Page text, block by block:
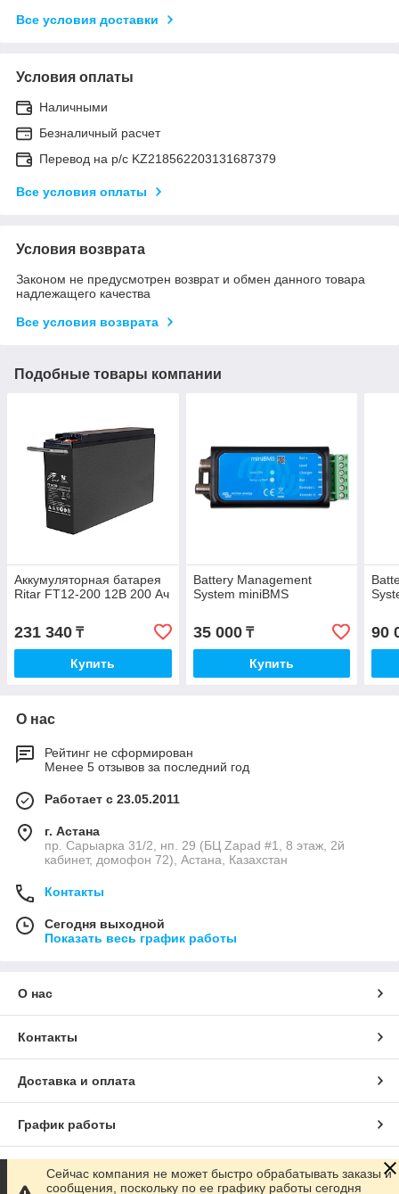
Все условия доставки
Условия оплаты
Наличными
Безналичный расчет
Перевод на р/с KZ218562203131687379
Все условия оплаты
Условия возврата
Законом не предусмотрен возврат и обмен данного товара
надлежащего качества
Все условия возврата
Подобные товары компании
Аккумуляторная батарея
Ritar FT12-200 12В 200 Ач
231 340 ₸
Купить
Battery Management
System miniBMS
35 000₸
Купить
90
О нас
Рейтинг не сформирован
Менее 5 отзывов за последний год
Работает с 23.05.2011
г. Астана
пр. Сарыарка 31/2, нп. 29 (БЦ Zapad #1, 8 этаж, 2й
кабинет, домофон 72), Астана, Казахстан
Контакты
Сегодня выходной
Показать весь график работы
О нас
Контакты
Доставка и оплата
График работы
Полная версия сайта
Сейчас компания не может быстро обрабатывать заказы и
сообщения, поскольку по ее графику работы сегодня